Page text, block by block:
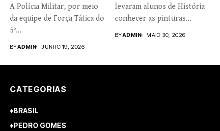
A Polícia Militar, por meio
da equipe de Força Tática do
5º...
BYADMIN JUNHO 19, 2026
levaram alunos de História
conhecer as pinturas
BYADMIN MAIO 30, 2026
CATEGORIAS
♦BRASIL
♦PEDRO GOMES